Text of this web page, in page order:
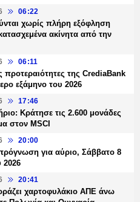
06:22
χωρίς πλήρη εξόφληση
ακίνητα από την
06:11
προτεραιότητες της CrediaBank
εξάμηνο του 2026
17:46
Κράτησε τις 2.600 μονάδες
στον MSCI
20:00
για αύριο, Σάββατο 8
2026
20:41
χαρτοφυλάκιο ΑΠΕ άνω